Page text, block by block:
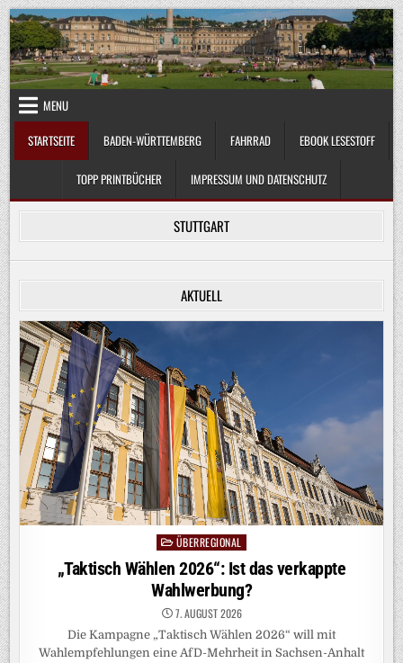
Skip
to
content
MENU
STARTSEITE
BADEN-WÜRTTEMBERG FAHRRAD EBOOK LESESTOFF
TOPP PRINTBÜCHER IMPRESSUM UND DATENSCHUTZ
STUTTGART
AKTUELL
Posted
in
ÜBERREGIONAL
„Taktisch Wählen 2026“: Ist das verkappte
Wahlwerbung?
7. AUGUST 2026
Die Kampagne „Taktisch Wählen 2026“ will mit
Wahlempfehlungen eine AfD-Mehrheit in Sachsen-Anhalt